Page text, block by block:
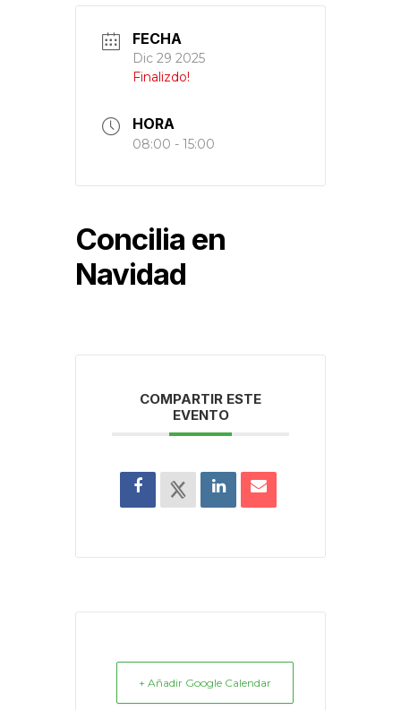
FECHA
Dic 29 2025
Finalizdo!
HORA
08:00 - 15:00
Concilia en
Navidad
COMPARTIR ESTE
EVENTO
+ Añadir Google Calendar